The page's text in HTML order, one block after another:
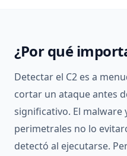
¿Por qué
Detectar el C2 es a
cortar un ataque antes
significativo. El malware
perimetrales no lo
detectó al ejecutarse.